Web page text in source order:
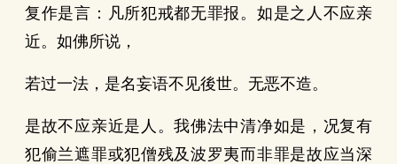
复作是言：凡所犯戒都无罪报。如是之人不应亲
近。如佛所说，
若过一法，是名妄语不见後世。无恶不造。
是故不应亲近是人。我佛法中清净如是，况复有
犯偷兰遮罪或犯僧残及波罗夷而非罪是故应当深